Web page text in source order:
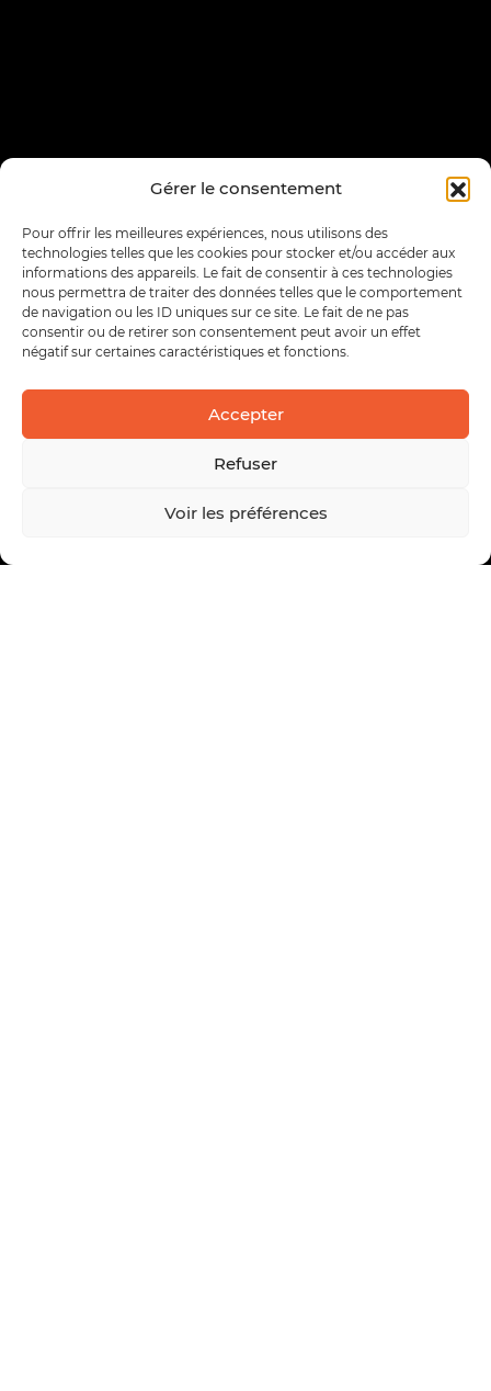
Gérer le consentement
Pour offrir les meilleures expériences, nous utilisons des
technologies telles que les cookies pour stocker et/ou accéder aux
informations des appareils. Le fait de consentir à ces technologies
nous permettra de traiter des données telles que le comportement
de navigation ou les ID uniques sur ce site. Le fait de ne pas
consentir ou de retirer son consentement peut avoir un effet
négatif sur certaines caractéristiques et fonctions.
Accepter
Refuser
Voir les préférences